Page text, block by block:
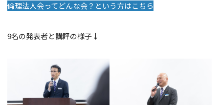
倫理法人会ってどんな会？という方はこちら
9名の発表者と講評の様子↓